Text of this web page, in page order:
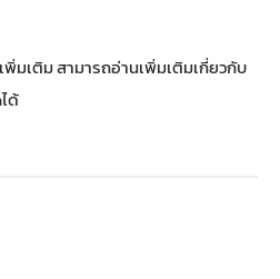
มเติม สามารถอ่านเพิ่มเติมเกี่ยวกับ
ได้